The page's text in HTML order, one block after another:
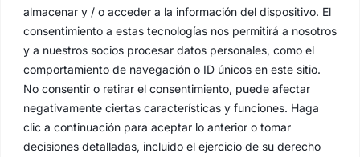
almacenar y / o acceder a la información del dispositivo. El
consentimiento a estas tecnologías nos permitirá a nosotros
y a nuestros socios procesar datos personales, como el
comportamiento de navegación o ID únicos en este sitio.
No consentir o retirar el consentimiento, puede afectar
negativamente ciertas características y funciones. Haga
clic a continuación para aceptar lo anterior o tomar
decisiones detalladas, incluido el ejercicio de su derecho